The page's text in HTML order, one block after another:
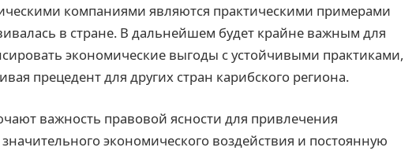
компаниями являются практическими примерами
в стране. В дальнейшем будет крайне важным для
экономические выгоды с устойчивыми практиками,
прецедент для других стран карибского региона.
важность правовой ясности для привлечения
экономического воздействия и постоянную